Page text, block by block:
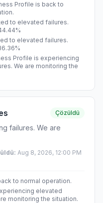
Profile is back to
to elevated failures.
to elevated failures.
Profile is experiencing
We are monitoring the
Çözüldü
failures. We are
: Aug 8, 2026, 12:00 PM
to normal operation.
elevated
monitoring the situation.